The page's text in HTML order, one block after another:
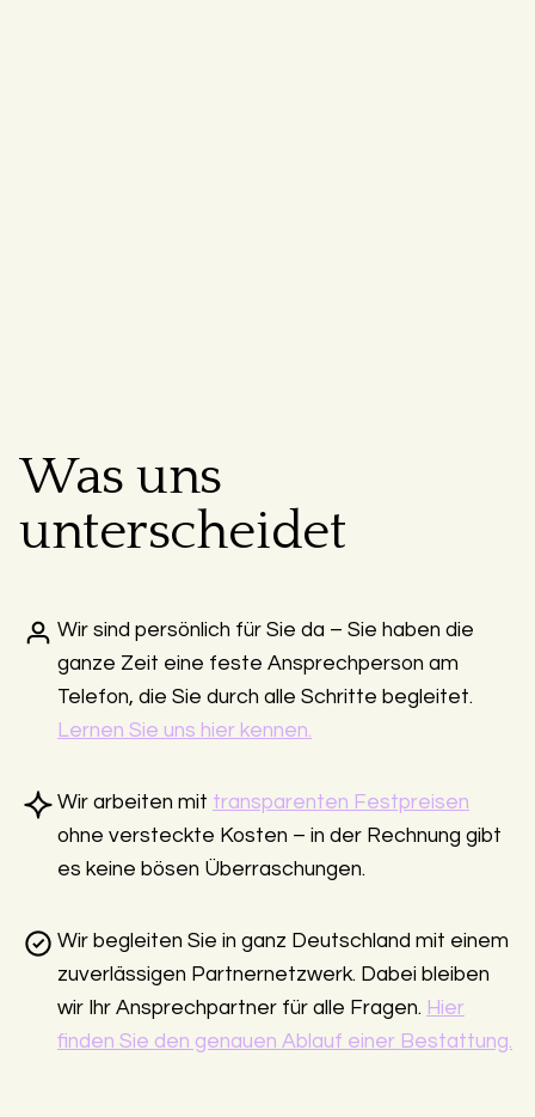
Was uns
unterscheidet
Wir sind persönlich für Sie da – Sie haben die
ganze Zeit eine feste Ansprechperson am
Telefon, die Sie durch alle Schritte begleitet.
Lernen Sie uns hier kennen.
Wir arbeiten mit transparenten Festpreisen
ohne versteckte Kosten – in der Rechnung gibt
es keine bösen Überraschungen.
Wir begleiten Sie in ganz Deutschland mit einem
zuverlässigen Partnernetzwerk. Dabei bleiben
wir Ihr Ansprechpartner für alle Fragen. Hier
finden Sie den genauen Ablauf einer Bestattung.